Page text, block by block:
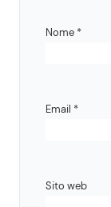
Nome *
Email *
Sito web